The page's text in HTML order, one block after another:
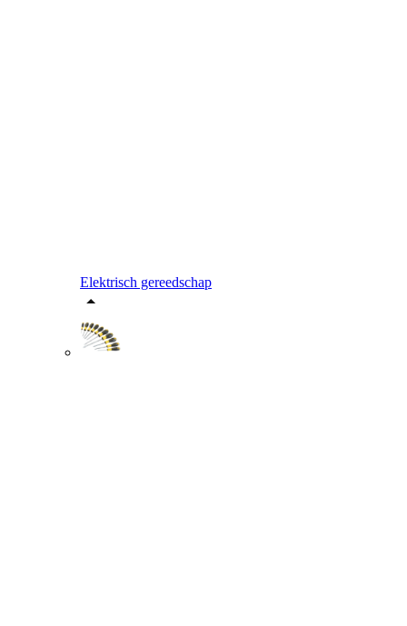
Elektrisch gereedschap